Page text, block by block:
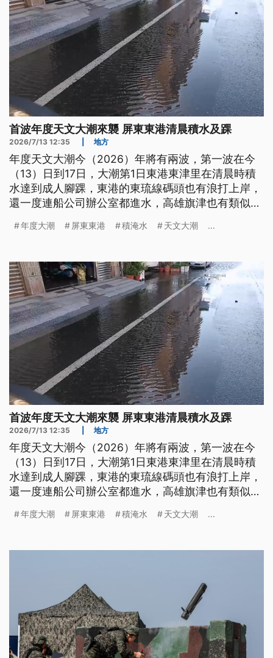
首波年度天文大潮來襲 屏東東港清晨積水及踝
2026/7/13 12:35 地方
年度天文大潮今（2026）年將有兩波，第一波在今
（13）日到17日，大潮第1日東港東津里在清晨時積
水達到成人腳踝，東港的東琉線碼頭也有浪打上岸，
還一度連船公司辦公室都進水，高雄旗津也有類似情
小心防範。
年度大潮 屏東東港 積淹水 天文大潮 ...
首波年度天文大潮來襲 屏東東港清晨積水及踝
2026/7/13 12:35 地方
年度天文大潮今（2026）年將有兩波，第一波在今
（13）日到17日，大潮第1日東港東津里在清晨時積
水達到成人腳踝，東港的東琉線碼頭也有浪打上岸，
還一度連船公司辦公室都進水，高雄旗津也有類似情
小心防範。
年度大潮 屏東東港 積淹水 天文大潮 ...